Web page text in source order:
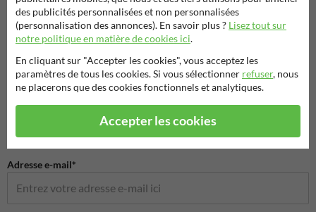
Poser votre question à Signalisationtouristique.be
Nom de l'entreprise
Adresse e-mail*
des publicités personnalisées et non personnalisées
(personnalisation des annonces). En savoir plus ? Lisez tout sur
notre politique en matière de cookies ici.
En cliquant sur "Accepter les cookies", vous acceptez les
paramètres de tous les cookies. Si vous sélectionner refuser, nous
ne placerons que des cookies fonctionnels et analytiques.
Accepter les cookies